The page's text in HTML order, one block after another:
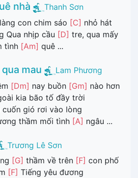
nhà
Thanh Sơn
làng con chim sáo [C] nhỏ hát
Qua nhịp cầu [D] tre, qua mấy
tình [Am] quê ...
mau
Lam Phương
[Dm] nay buồn [Gm] nào hơn
kia bão tố đầy trời
cuốn gió rơi vào lòng
thầm mối tình [A] ngâu ...
Trương Lê Sơn
[G] thầm về trên [F] con phố
[F] Tiếng yêu đương